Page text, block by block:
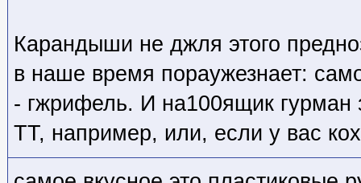
Карандыши не джля этого
в наше время пораужезнает:
- гжрифель. И на100ящик гурман
ТТ, например, или, если у вас